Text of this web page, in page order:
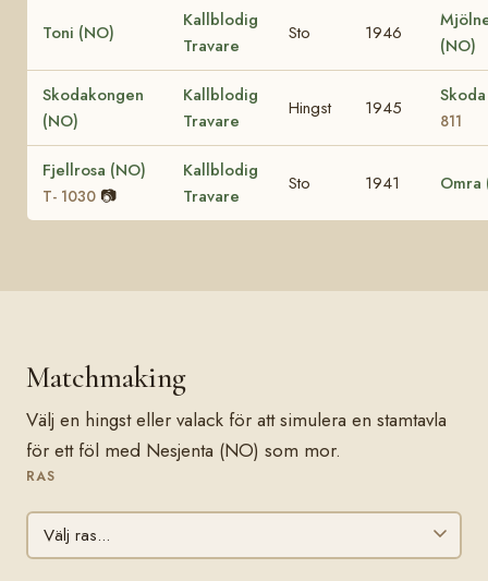
Toni (NO)
Kallblodig
Travare
Sto 1946
(NO)
Skodakongen
(NO)
Kallblodig
Travare
Hingst 1945
811
Fjellrosa (NO)
T- 1030 📷
Kallblodig
Travare
Sto 1941 Omra
Matchmaking
Välj en hingst eller valack för att simulera en stamtavla
för ett föl med Nesjenta (NO) som mor.
RAS